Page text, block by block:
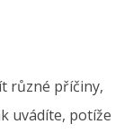
různé příčiny,
uvádíte, potíže